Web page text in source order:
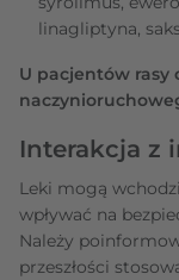
linagliptyna,
U pacjentów rasy
Interakcja z
Leki mogą
wpływać na
Należy
przeszłości